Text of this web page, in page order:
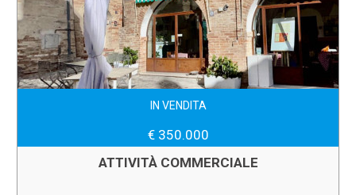
IN VENDITA
€ 350.000
ATTIVITÀ COMMERCIALE